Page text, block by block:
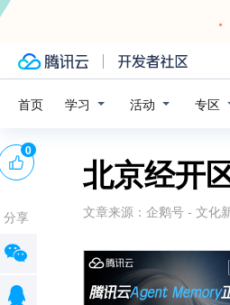
首页 学习 活动 专区
北京经开
文章来源： 企鹅号 - 文化
0
分享